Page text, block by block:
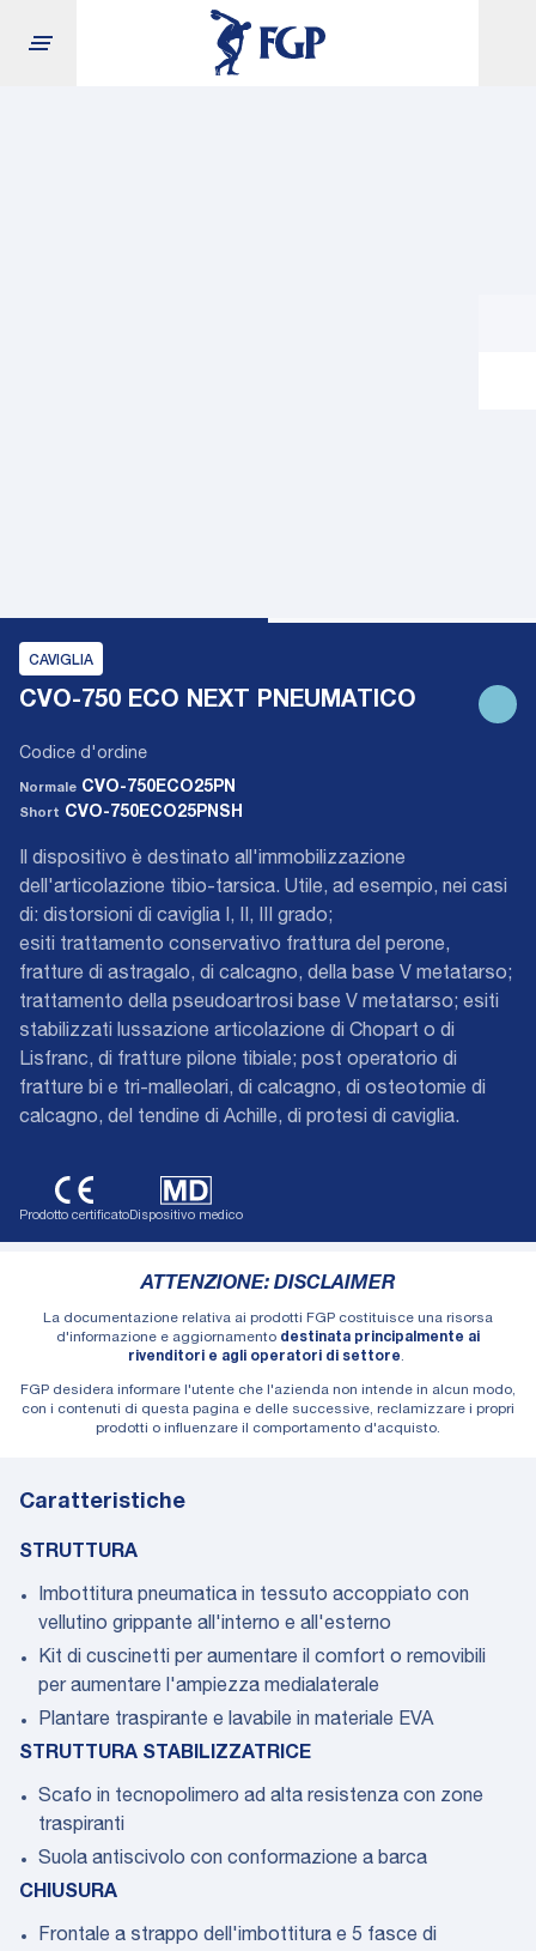
CAVIGLIA
CVO-750 ECO NEXT PNEUMATICO
Il dispositivo è destinato all'immobilizzazione
dell'articolazione tibio-tarsica. Utile, ad esempio, nei casi
di: distorsioni di caviglia I, II, III grado;
esiti trattamento conservativo frattura del perone,
fratture di astragalo, di calcagno, della base V metatarso;
trattamento della pseudoartrosi base V metatarso; esiti
stabilizzati lussazione articolazione di Chopart o di
Lisfranc, di fratture pilone tibiale; post operatorio di
fratture bi e tri-malleolari, di calcagno, di osteotomie di
calcagno, del tendine di Achille, di protesi di caviglia.
Codice d'ordine
Normale CVO-750ECO25PN
Short CVO-750ECO25PNSH
Prodotto certificatoDispositivo medico
ATTENZIONE: DISCLAIMER
La documentazione relativa ai prodotti FGP costituisce una risorsa
d'informazione e aggiornamento destinata principalmente ai
rivenditori e agli operatori di settore.
FGP desidera informare l'utente che l'azienda non intende in alcun modo,
con i contenuti di questa pagina e delle successive, reclamizzare i propri
prodotti o influenzare il comportamento d'acquisto.
Caratteristiche
STRUTTURA
Imbottitura pneumatica in tessuto accoppiato con
vellutino grippante all'interno e all'esterno
Kit di cuscinetti per aumentare il comfort o removibili
per aumentare l'ampiezza medialaterale
Plantare traspirante e lavabile in materiale EVA
STRUTTURA STABILIZZATRICE
Scafo in tecnopolimero ad alta resistenza con zone
traspiranti
Suola antiscivolo con conformazione a barca
CHIUSURA
Frontale a strappo dell'imbottitura e 5 fasce di